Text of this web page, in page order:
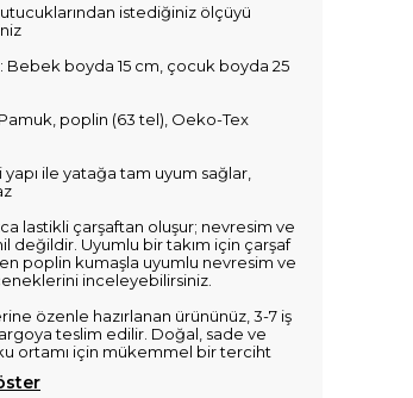
istediğiniz ölçüyü
Bebek boyda 15 cm, çocuk boyda 25
poplin (63 tel), Oeko-Tex
yapı ile yatağa tam uyum sağlar,
lastikli çarşaftan oluşur; nevresim ve
değildir. Uyumlu bir takım için çarşaf
poplin kumaşla uyumlu nevresim ve
inceleyebilirsiniz.
özenle hazırlanan ürününüz, 3-7 iş
teslim edilir. Doğal, sade ve
ortamı için mükemmel bir terciht